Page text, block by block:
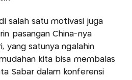
salah satu motivasi juga
pasangan China-nya
yang satunya ngalahin
kita bisa membalas
Sabar dalam konferensi